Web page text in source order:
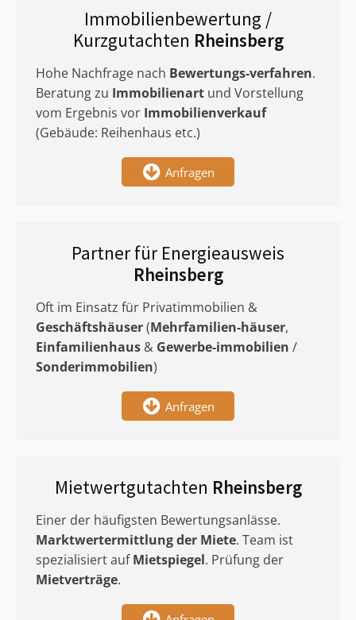
Immobilienbewertung /
Kurzgutachten Rheinsberg
Hohe Nachfrage nach Bewertungs-verfahren.
Beratung zu Immobilienart und Vorstellung
vom Ergebnis vor Immobilienverkauf
(Gebäude: Reihenhaus etc.)
Anfragen
Partner für Energieausweis
Rheinsberg
Oft im Einsatz für Privatimmobilien &
Geschäftshäuser(Mehrfamilien-häuser,
Einfamilienhaus & Gewerbe-immobilien /
Sonderimmobilien)
Anfragen
Mietwertgutachten Rheinsberg
Einer der häufigsten Bewertungsanlässe.
Marktwertermittlungder Miete. Team ist
spezialisiert aufMietspiegel. Prüfung der
Mietverträge.